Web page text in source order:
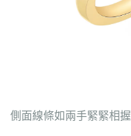
側面線條如兩手緊緊相握